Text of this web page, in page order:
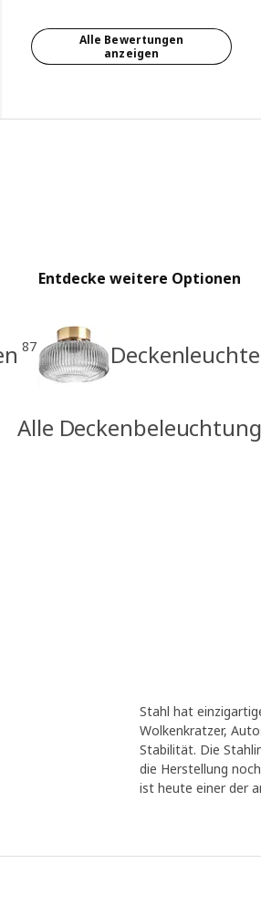
Alle Bewertungen
anzeigen
Entdecke weitere Optionen
87
Alle Deckenbeleuchtung
Stahl hat
Wolkenkratzer,
Stabilität. Die
die Herstellung
ist heute einer der